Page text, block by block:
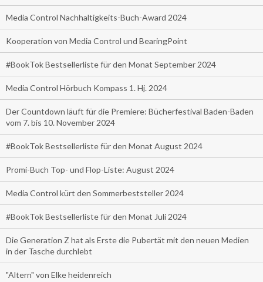
Media Control Nachhaltigkeits-Buch-Award 2024
Kooperation von Media Control und BearingPoint
#BookTok Bestsellerliste für den Monat September 2024
Media Control Hörbuch Kompass 1. Hj. 2024
Der Countdown läuft für die Premiere: Bücherfestival Baden-Baden
vom 7. bis 10. November 2024
#BookTok Bestsellerliste für den Monat August 2024
Promi-Buch Top- und Flop-Liste: August 2024
Media Control kürt den Sommerbeststeller 2024
#BookTok Bestsellerliste für den Monat Juli 2024
Die Generation Z hat als Erste die Pubertät mit den neuen Medien
in der Tasche durchlebt
"Altern" von Elke heidenreich